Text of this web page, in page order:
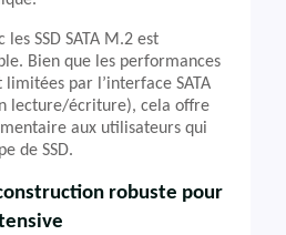
SSD SATA M.2 est
Bien que les performances
par l’interface SATA
lecture/écriture), cela offre
aux utilisateurs qui
de SSD.
robuste pour